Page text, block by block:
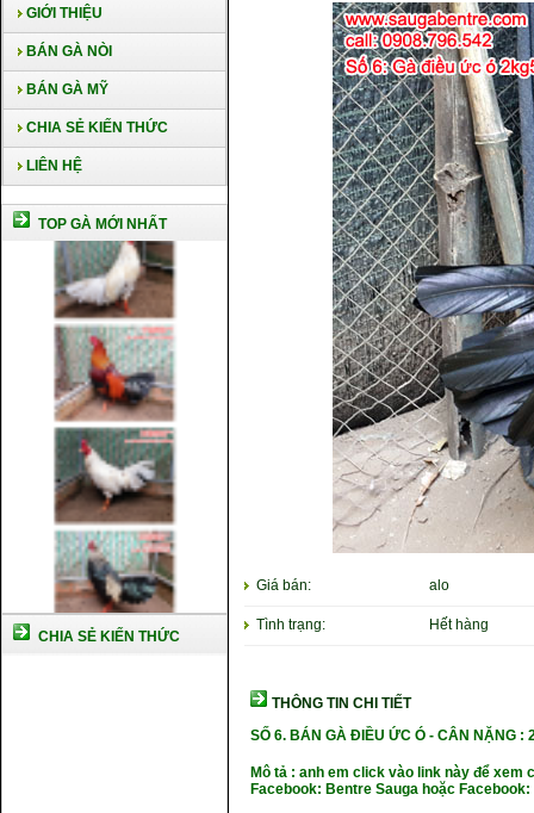
GIỚI THIỆU
BÁN GÀ NÒI
BÁN GÀ MỸ
CHIA SẺ KIẾN THỨC
LIÊN HỆ
TOP GÀ MỚI NHẤT
CHIA SẺ KIẾN THỨC
Giá bán: alo
Tình trạng: Hết hàng
THÔNG TIN CHI TIẾT
SỐ 6. BÁN GÀ ĐIỀU ỨC Ó - CÂN NẶNG :
Mô tả : anh em click vào link này để
Facebook: Bentre Sauga hoặc Facebook: